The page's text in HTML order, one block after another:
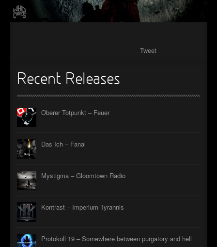
Tweet
Recent Releases
Oberer Totpunkt – Feuer
Das Ich – Fanal
Mystigma – Gloomtown Radio
Kontrast – Imperium Tyrannis
Protokoll 19 – Somewhere between purgatory and hell